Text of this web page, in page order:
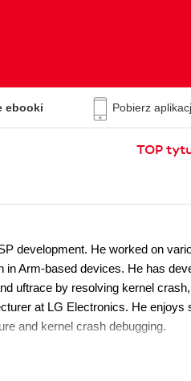
ebooki Pobierz
TOP
development. He worked on
Arm-based devices. He has
uftrace by resolving kernel
at LG Electronics. He enjoys
and kernel crash debugging.